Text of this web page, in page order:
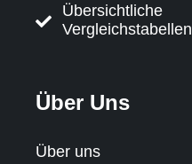
Übersichtliche
Vergleichstabellen
Über Uns
Über uns